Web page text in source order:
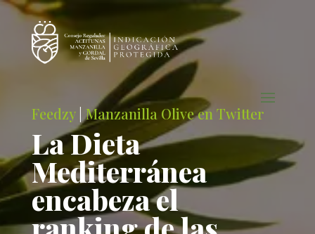
Feedzy|Manzanilla Olive en Twitter
La Dieta
Mediterránea
encabeza el